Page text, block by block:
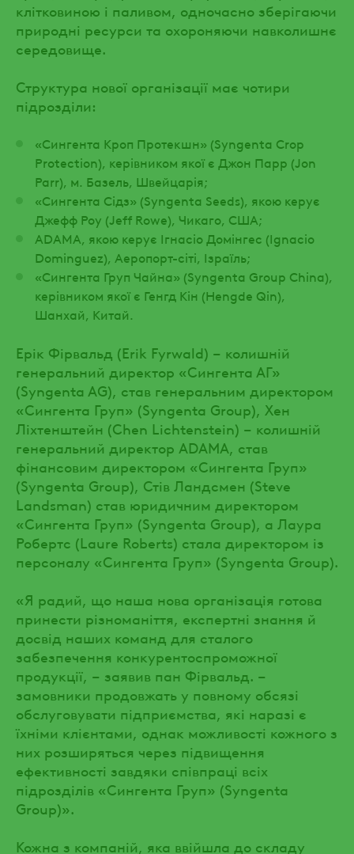
клітковиною і паливом, одночасно зберігаючи
природні ресурси та охороняючи навколишнє
середовище.
Структура нової організації має чотири
підрозділи:
«Сингента Кроп Протекшн» (Syngenta Crop
Protection), керівником якої є Джон Парр (Jon
Parr), м. Базель, Швейцарія;
«Сингента Сідз» (Syngenta Seeds), якою керує
Джефф Роу (Jeff Rowe), Чикаго, США;
ADAMA, якою керує Ігнасіо Домінгес (Ignacio
Dominguez), Аеропорт-сіті, Ізраїль;
«Сингента Груп Чайна» (Syngenta Group China),
керівником якої є Генгд Кін (Hengde Qin),
Шанхай, Китай.
Ерік Фірвальд (Erik Fyrwald) – колишній
генеральний директор «Сингента АГ»
(Syngenta AG), став генеральним директором
«Сингента Груп» (Syngenta Group), Хен
Ліхтенштейн (Chen Lichtenstein) – колишній
генеральний директор ADAMA, став
фінансовим директором «Сингента Груп»
(Syngenta Group), Стів Ландсмен (Steve
Landsman) став юридичним директором
«Сингента Груп» (Syngenta Group), а Лаура
Робертс (Laure Roberts) стала директором із
персоналу «Сингента Груп» (Syngenta Group).
«Я радий, що наша нова організація готова
принести різноманіття, експертні знання й
досвід наших команд для сталого
забезпечення конкурентоспроможної
продукції, – заявив пан Фірвальд. –
замовники продовжать у повному обсязі
обслуговувати підприємства, які наразі є
їхніми клієнтами, однак можливості кожного з
них розширяться через підвищення
ефективності завдяки співпраці всіх
підрозділів «Сингента Груп» (Syngenta
Group)».
Кожна з компаній, яка ввійшла до складу